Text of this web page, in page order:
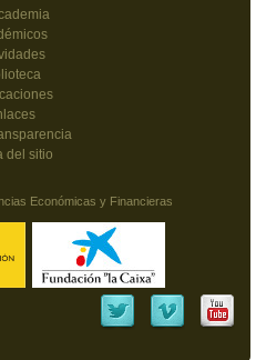
del sitio
Económicas y Financieras